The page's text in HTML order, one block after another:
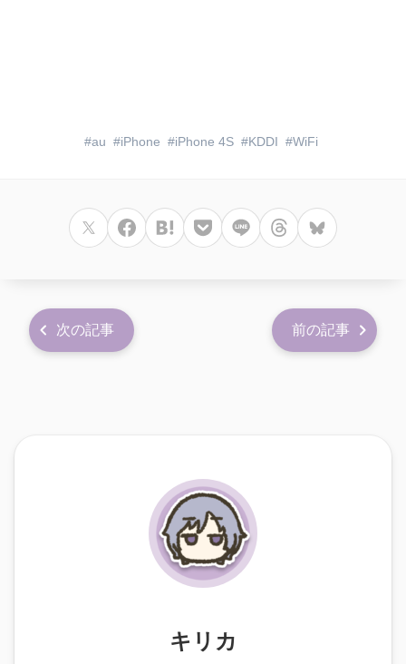
au iPhone iPhone 4S KDDI WiFi
次の記事 前の記事
キリカ